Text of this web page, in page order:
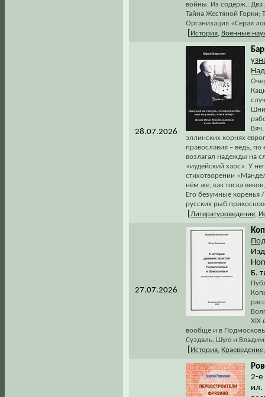
войны. Из содерж.: Два
Тайна Жестяной Горки;
Организация «Серая
История, Военные
28.07.2026
эллинских корнях
православия – ведь,
возлагал надежды на
«иудейский хаос». У
стихотворении
нём же, как тоска
Его безумные коренья
русских рыб
Литературоведение,
27.07.2026
Б.
XIX
вообще и в
Суздаль, Шую и
История, Краеведение
2-е
ил.